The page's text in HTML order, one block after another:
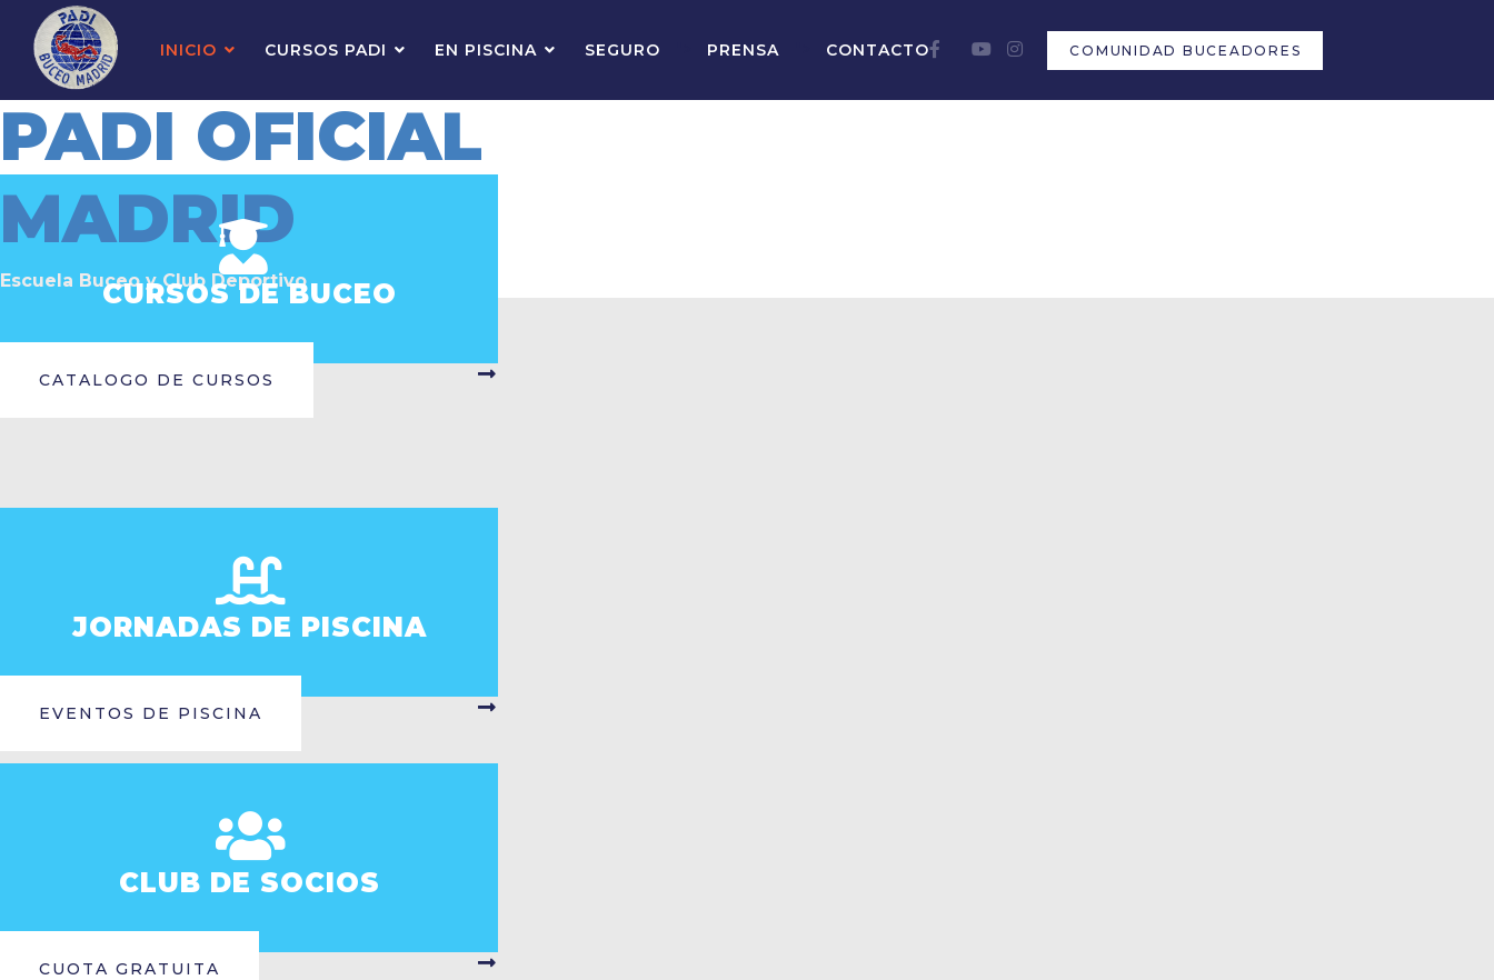
INICIO CURSOS PADI EN PISCINA SEGURO PRENSA CONTACTO COMUNIDAD BUCEADORES
PADI OFICIAL
MADRID
Escuela Buceo y Club Deportivo
CURSOS DE BUCEO
CATALOGO DE CURSOS
JORNADAS DE PISCINA
EVENTOS DE PISCINA
CLUB DE SOCIOS
CUOTA GRATUITA